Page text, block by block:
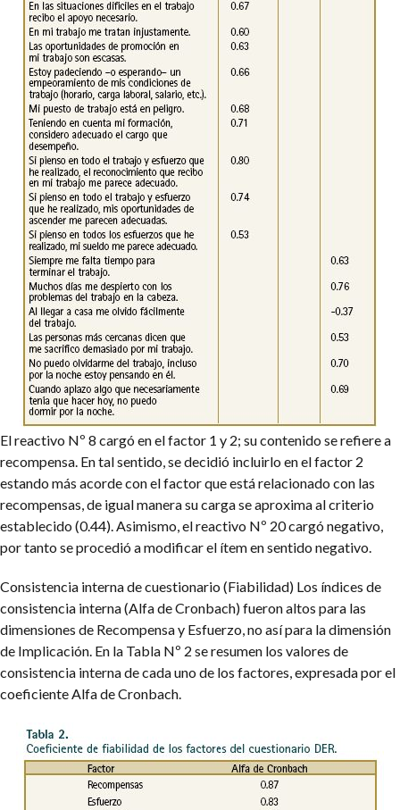
El reactivo Nº 8 cargó en el factor 1 y 2; su contenido se refiere a
recompensa. En tal sentido, se decidió incluirlo en el factor 2
estando más acorde con el factor que está relacionado con las
recompensas, de igual manera su carga se aproxima al criterio
establecido (0.44). Asimismo, el reactivo Nº 20 cargó negativo,
por tanto se procedió a modificar el ítem en sentido negativo.
Consistencia interna de cuestionario (Fiabilidad) Los índices de
consistencia interna (Alfa de Cronbach) fueron altos para las
dimensiones de Recompensa y Esfuerzo, no así para la dimensión
de Implicación. En la Tabla Nº 2 se resumen los valores de
consistencia interna de cada uno de los factores, expresada por el
coeficiente Alfa de Cronbach.